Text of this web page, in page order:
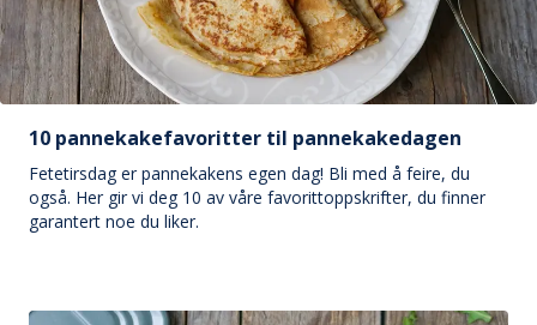
10 pannekakefavoritter til pannekakedagen
Fetetirsdag er pannekakens egen dag! Bli med å feire, du
også. Her gir vi deg 10 av våre favorittoppskrifter, du finner
garantert noe du liker.